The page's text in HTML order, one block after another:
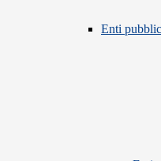
Enti